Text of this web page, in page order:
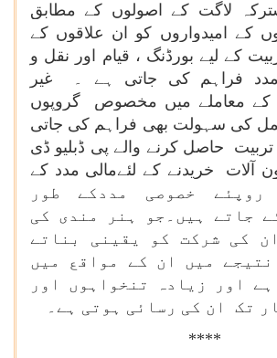
لاگت کے اصولوں کے مطابق
کے امیدواروں کو ان علاقوں کے
کے لیے بورڈنگ ، قیام اور نقل و
فراہم کی جاتی ہے ۔ غیر
کے معاملے میں مخصوص گروپوں
کی سہولت بھی فراہم کی جاتی
تربیت حاصل کرنے والے پی ڈبلیو ڈی
آلات خریدنے کے لئےمالی مدد کے
طور پر5,000 روپئے خصوصی مددکے طور
جاتے ہیں۔جو ہنر مندی کی
کی شرکت کو یقینی بناتے
میں ان کے مواقع میں
اور زیادہ تنخواہوں اور
تک ان کی رسائی ہوتی ہے۔
****